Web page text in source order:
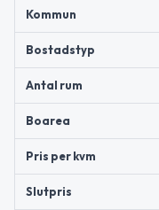
Kommun
Bostadstyp
Antal rum
Boarea
Pris per kvm
Slutpris